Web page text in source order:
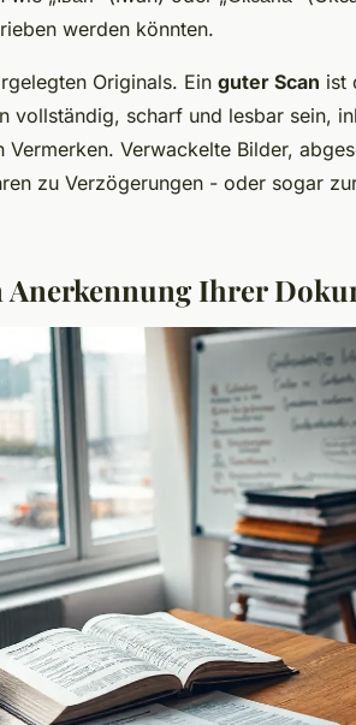
werden könnten.
Originals. Ein guter Scan ist
vollständig, scharf und lesbar sein,
Verwackelte Bilder,
zu Verzögerungen - oder sogar
Ihrer